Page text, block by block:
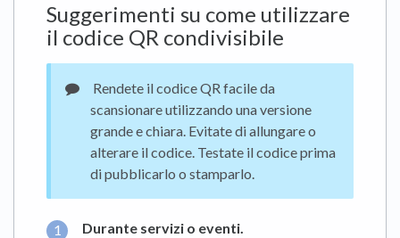
Suggerimenti su come utilizzare
il codice QR condivisibile
Rendete il codice QR facile da
scansionare utilizzando una versione
grande e chiara. Evitate di allungare o
alterare il codice. Testate il codice prima
di pubblicarlo o stamparlo.
Durante servizi o eventi.